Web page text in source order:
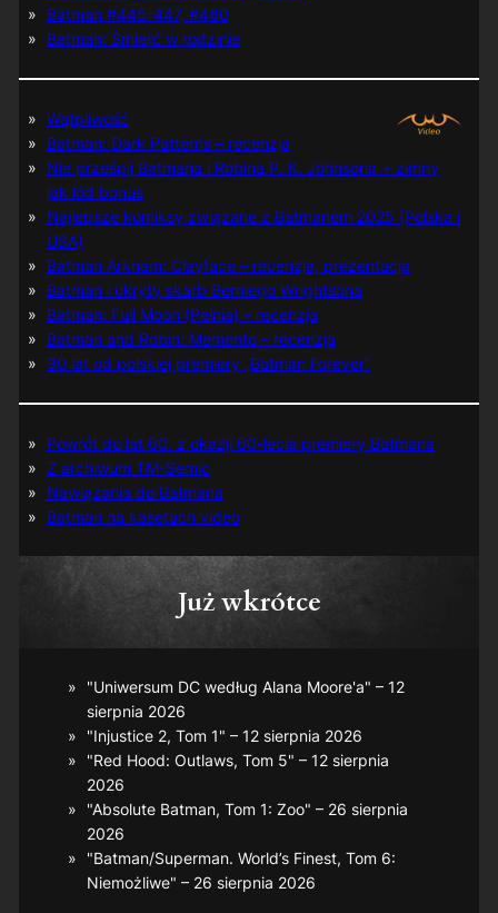
Batman #445-447, #480
Batman: Śmierć w rodzinie
Wątpliwość
Batman: Dark Patterns – recenzja
Nie prześpij Batmana i Robina P. K. Johnsona + zimny
jak lód bonus
Najlepsze komiksy związane z Batmanem 2025 (Polska i
USA)
Batman Arkham: Clayface – recenzja, prezentacja
Batman i ukryty skarb Berniego Wrightsona
Batman: Full Moon (Pełnia) – recenzja
Batman and Robin: Memento – recenzja
30 lat od polskiej premiery „Batman Forever”
Powrót do lat 60. z okazji 60-lecia premiery Batmana
Z archiwum TM-Semic
Nawiązania do Batmana
Batman na kasetach video
Już wkrótce
"Uniwersum DC według Alana Moore'a" – 12
sierpnia 2026
"Injustice 2, Tom 1" – 12 sierpnia 2026
"Red Hood: Outlaws, Tom 5" – 12 sierpnia
2026
"Absolute Batman, Tom 1: Zoo" – 26 sierpnia
2026
"Batman/Superman. World’s Finest, Tom 6:
Niemożliwe" – 26 sierpnia 2026